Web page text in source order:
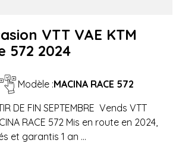
VTT VAE KTM
572 2024
Modèle :MACINA RACE 572
DE FIN SEPTEMBRE Vends VTT
RACE 572 Mis en route en 2024,
et garantis 1 an ...